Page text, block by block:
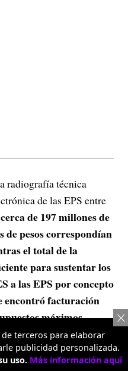
radiografía técnica
de las EPS entre
de 197 millones de
de pesos correspondían
el total de la
para sustentar los
a las EPS por concepto
encontró facturación
máximos,
identificar problemas
en el sistema.
terceros para elaborar
publicidad personalizada.
uso. Más información aquí